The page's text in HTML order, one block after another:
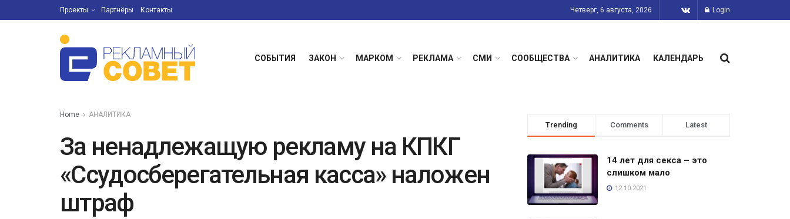
Проекты Партнёры Контакты Четверг, 6 августа, 2026 Login
СОБЫТИЯ ЗАКОН МАРКОМ РЕКЛАМА СМИ СООБЩЕСТВА АНАЛИТИКА КАЛЕНДАРЬ
Home АНАЛИТИКА
За ненадлежащую рекламу на КПКГ
«Ссудосберегательная касса» наложен
штраф
Trending Comments Latest
14 лет для секса – это
слишком мало
12.10.2021